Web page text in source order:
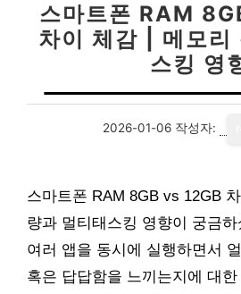
스마트폰 RAM
차이 체감 | 메모리
스킹 영
2026-01-06 작성자:
스마트폰 RAM 8GB vs 12GB
량과 멀티태스킹 영향이 궁금
여러 앱을 동시에 실행하면서
혹은 답답함을 느끼는지에 대